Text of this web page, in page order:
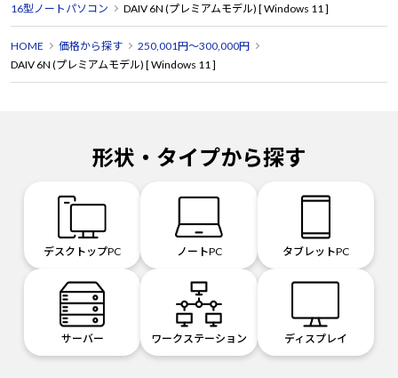
16型ノートパソコン
DAIV 6N (プレミアムモデル) [ Windows 11 ]
HOME 価格から探す
250,001円～300,000円
DAIV 6N (プレミアムモデル) [ Windows 11 ]
形状・タイプから探す
デスクトップPC ノートPC タブレットPC
サーバー ワークステーション ディスプレイ